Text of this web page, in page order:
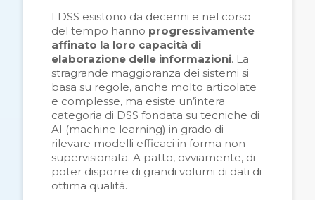
I DSS esistono da decenni e nel corso
del tempo hanno progressivamente
affinato la loro capacità di
elaborazione delle informazioni. La
stragrande maggioranza dei sistemi si
basa su regole, anche molto articolate
e complesse, ma esiste un’intera
categoria di DSS fondata su tecniche di
AI (machine learning) in grado di
rilevare modelli efficaci in forma non
supervisionata. A patto, ovviamente, di
poter disporre di grandi volumi di dati di
ottima qualità.